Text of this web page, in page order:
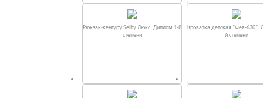
Рюкзак-кенгуру Selby Люкс. Диплом 1-й
степени
Кроватка детская "Фея-630".
й степени